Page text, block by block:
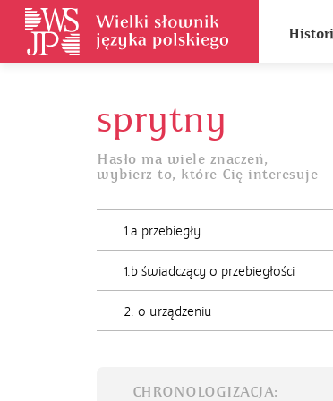
sprytny
Hasło ma wiele znaczeń,
wybierz to, które Cię interesuje
1.a przebiegły
1.b świadczący o przebiegłości
2. o urządzeniu
CHRONOLOGIZACJA: